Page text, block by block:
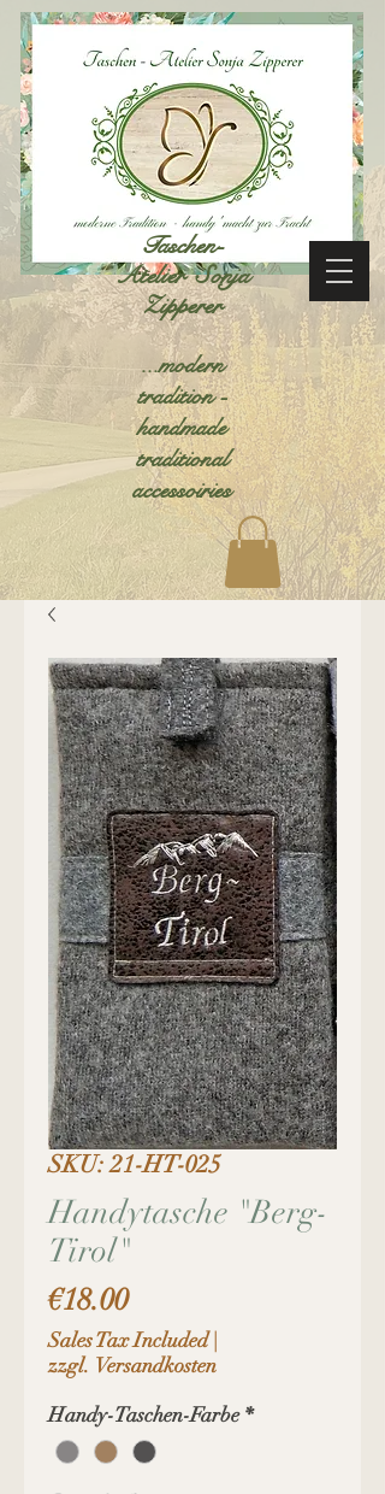
Taschen-
Atelier Sonja
Zipperer
...modern
tradition -
handmade
traditional
accessoiries
SKU: 21-HT-025
Handytasche "Berg-
Tirol"
€18.00Price
Sales Tax Included|
zzgl. Versandkosten
Handy-Taschen-Farbe *